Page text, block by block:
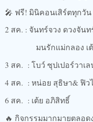
🎤 ฟรี! มินิคอนเสิร์ตทุกวัน
2 สค. : จันทร์จวง ดวงจัน
มนรักแม่กลอง เต้
3 สค. : โบว์ ซุปเปอร์วาเ
4 สค. : หน่อย สุธิษา& ฟิ
6 สค. : เต้ย อภิสิทธิ์
🔥 กิจกรรมมากมายตลอด